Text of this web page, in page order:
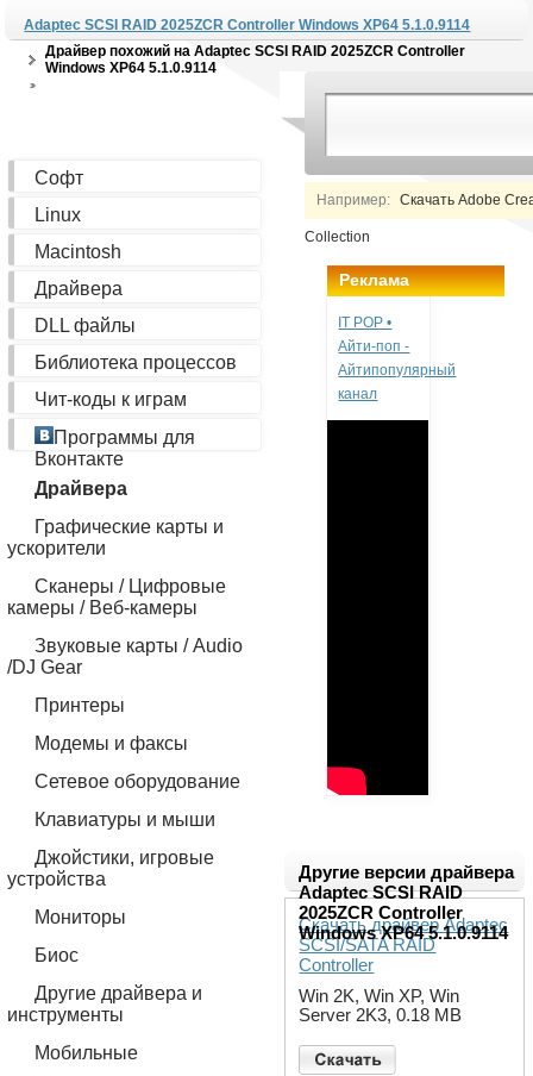
Adaptec SCSI RAID 2025ZCR Controller Windows XP64 5.1.0.9114
Драйвер похожий наAdaptec SCSI RAID 2025ZCR Controller
Windows XP64 5.1.0.9114
Например: Скачать Adobe
Collection
Софт
Linux
Macintosh
Драйвера
DLL файлы
Библиотека процессов
Чит-коды к играм
Программы для
Вконтакте
Драйвера
Графические карты и
ускорители
Сканеры / Цифровые
камеры / Веб-камеры
Звуковые карты / Audio
/DJ Gear
Принтеры
Модемы и факсы
Сетевое оборудование
Клавиатуры и мыши
Джойстики, игровые
устройства
Мониторы
Биос
Другие драйвера и
инструменты
Мобильные
Реклама
IT POP •
Айти-поп -
Айтипопулярный
канал
Другие версии драйвера
Adaptec SCSI RAID
2025ZCR Controller
Windows XP64 5.1.0.9114
Скачать драйвер Adaptec
SCSI/SATA RAID
Controller
Win 2K, Win XP, Win
Server 2K3, 0.18 MB